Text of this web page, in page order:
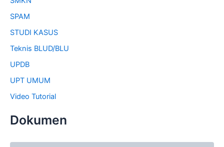
SPAM
STUDI KASUS
Teknis BLUD/BLU
UPDB
UPT UMUM
Video Tutorial
Dokumen